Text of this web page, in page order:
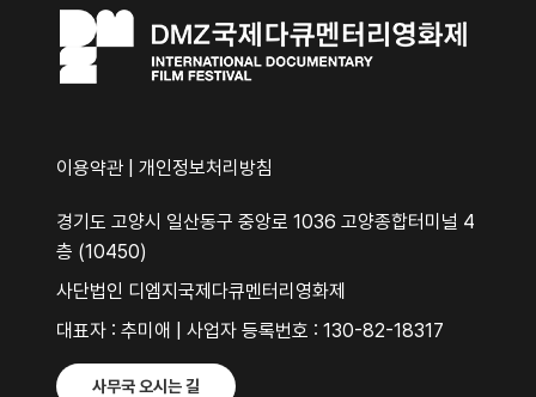
이용약관 개인정보처리방침
경기도 고양시 일산동구 중앙로 1036 고양종합터미널 4
층 (10450)
사단법인 디엠지국제다큐멘터리영화제
대표자 : 추미애 | 사업자 등록번호 : 130-82-18317
사무국 오시는 길